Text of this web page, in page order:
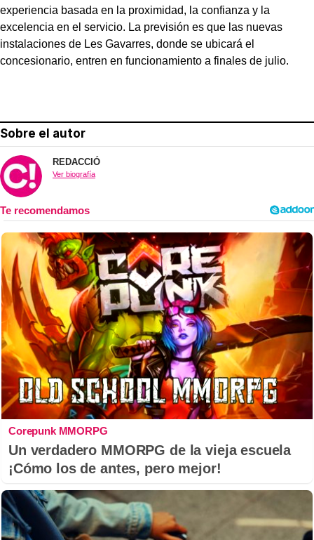
experiencia basada en la proximidad, la confianza y la
excelencia en el servicio. La previsión es que las nuevas
instalaciones de Les Gavarres, donde se ubicará el
concesionario, entren en funcionamiento a finales de julio.
Sobre el autor
REDACCIÓ
Ver biografía
Corepunk MMORPG
Un verdadero MMORPG de la vieja escuela
¡Cómo los de antes, pero mejor!